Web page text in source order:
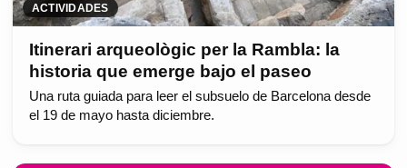
ACTIVIDADES
Itinerari arqueològic per la Rambla: la
historia que emerge bajo el paseo
Una ruta guiada para leer el subsuelo de Barcelona desde
el 19 de mayo hasta diciembre.